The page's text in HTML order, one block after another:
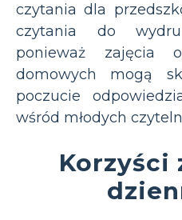
czytania dla
czytania do
ponieważ zajęcia
domowych mogą
poczucie
wśród młodych
Korzyści